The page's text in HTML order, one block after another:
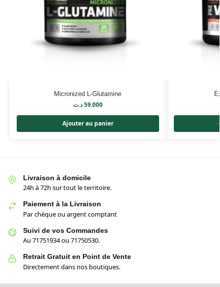
Micronized L-Glutamine
59.000د.ت
Ajouter au panier
Livraison à domicile
24h à 72h sur tout le territoire.
Paiement à la Livraison
Par chèque ou argent comptant
Suivi de vos Commandes
Au 71751934 ou 71750530.
Retrait Gratuit en Point de Vente
Directement dans nos boutiques.